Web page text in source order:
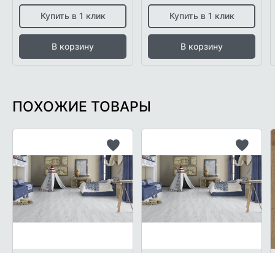
Купить в 1 клик
В корзину
Купить в 1 клик
В корзину
ПОХОЖИЕ ТОВАРЫ
Добавить
в
список
желаемого
в
список